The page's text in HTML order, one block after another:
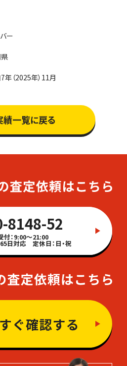
ー
年（2025年）11月
績一覧に戻る
8148-52
付：9:00～21:00
日対応 定休日：日・祝